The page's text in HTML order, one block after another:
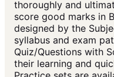
thoroughly and
score good marks in
designed by the
syllabus and exam
Quiz/Questions with
their learning and